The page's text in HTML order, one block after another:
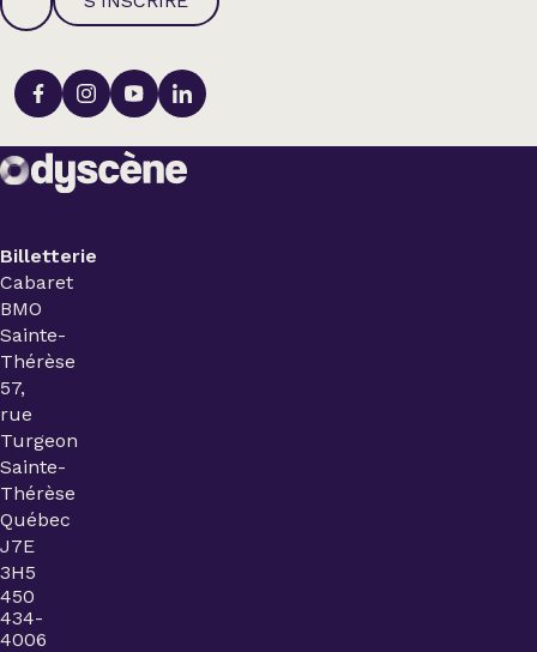
Billetterie
Cabaret
BMO
Sainte-
Thérèse
57,
rue
Turgeon
Sainte-
Thérèse
Québec
J7E
3H5
450
434-
4006